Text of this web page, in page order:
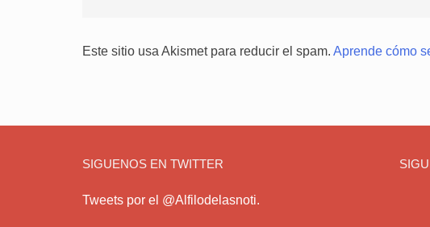
Este sitio usa Akismet para reducir el spam. Aprende cómo
SIGUENOS EN TWITTER
Tweets por el @Alfilodelasnoti.